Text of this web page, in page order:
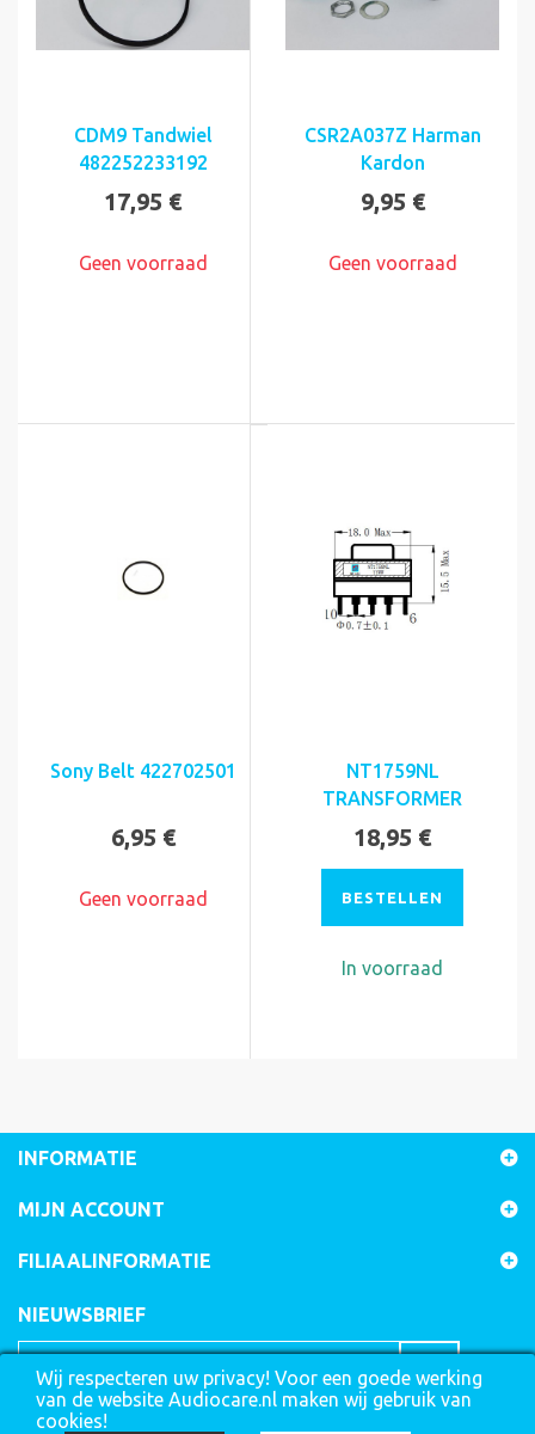
Wij respecteren uw privacy! Voor een goede werking
van de website Audiocare.nl maken wij gebruik van
cookies!
CDM9 Tandwiel
482252233192
17,95 €
Geen voorraad
CSR2A037Z Harman
Kardon
9,95 €
Geen voorraad
Sony Belt 422702501
6,95 €
Geen voorraad
NT1759NL
TRANSFORMER
18,95 €
BESTELLEN
In voorraad
INFORMATIE
MIJN ACCOUNT
FILIAALINFORMATIE
NIEUWSBRIEF